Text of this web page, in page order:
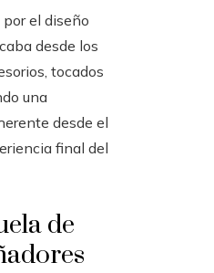
el diseño
desde los
tocados
una
desde el
final del
de